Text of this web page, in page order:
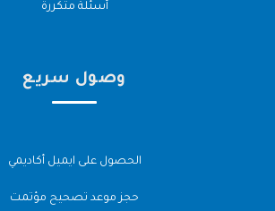
أسئلة متكررة
وصول سريع
الحصول على ايميل أكاديمي
حجز موعد تصحيح مؤتمت